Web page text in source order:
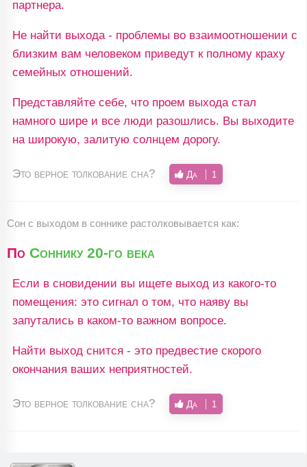
партнера.
Не найти выхода - проблемы во взаимоотношении с
близким вам человеком приведут к полному краху
семейных отношений.
Представляйте себе, что проем выхода стал
намного шире и все люди разошлись. Вы выходите
на широкую, залитую солнцем дорогу.
Это верное толкование сна? Да 1
Сон c выходом в соннике растолковывается как:
По Соннику 20-го века
Если в сновидении вы ищете выход из какого-то
помещения: это сигнал о том, что наяву вы
запутались в каком-то важном вопросе.
Найти выход снится - это предвестие скорого
окончания ваших неприятностей.
Это верное толкование сна? Да 1